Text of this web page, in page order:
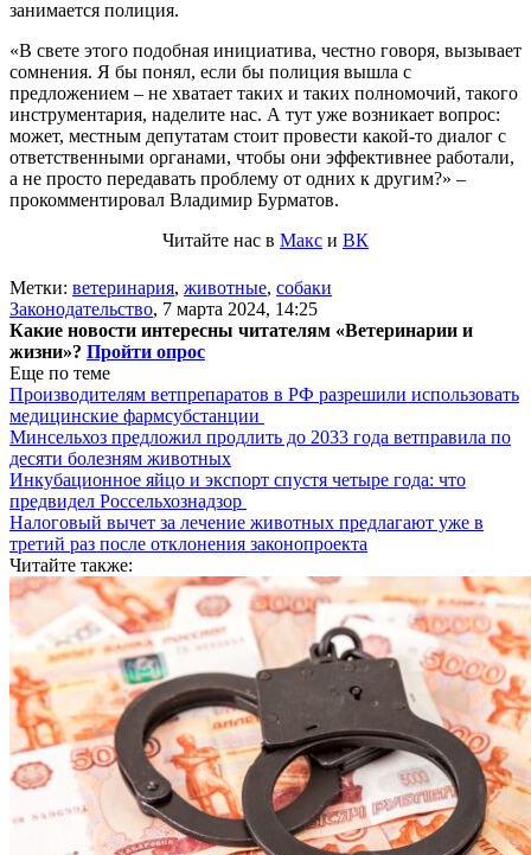
занимается полиция.
«В свете этого подобная инициатива, честно говоря, вызывает
сомнения. Я бы понял, если бы полиция вышла с
предложением – не хватает таких и таких полномочий, такого
инструментария, наделите нас. А тут уже возникает вопрос:
может, местным депутатам стоит провести какой-то диалог с
ответственными органами, чтобы они эффективнее работали,
а не просто передавать проблему от одних к другим?» –
прокомментировал Владимир Бурматов.
Читайте нас в Макс и ВК
Метки: ветеринария, животные, собаки
Законодательство, 7 марта 2024, 14:25
Какие новости интересны читателям «Ветеринарии и
жизни»? Пройти опрос
Еще по теме
Производителям ветпрепаратов в РФ разрешили использовать
медицинские фармсубстанции
Минсельхоз предложил продлить до 2033 года ветправила по
десяти болезням животных
Инкубационное яйцо и экспорт спустя четыре года: что
предвидел Россельхознадзор
Налоговый вычет за лечение животных предлагают уже в
третий раз после отклонения законопроекта
Читайте также: